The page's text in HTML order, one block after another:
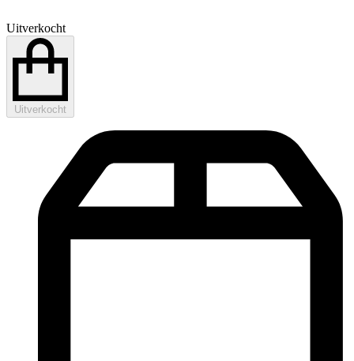
Uitverkocht
Uitverkocht